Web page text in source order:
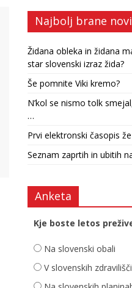
Najbolj brane
Židana obleka in židana
star slovenski izraz žida?
Še pomnite Viki kremo?
N’kol se nismo tolk
…
Prvi elektronski časopis
Seznam zaprtih in ubitih
Anketa
Kje boste letos
Na slovenski obali
V slovenskih